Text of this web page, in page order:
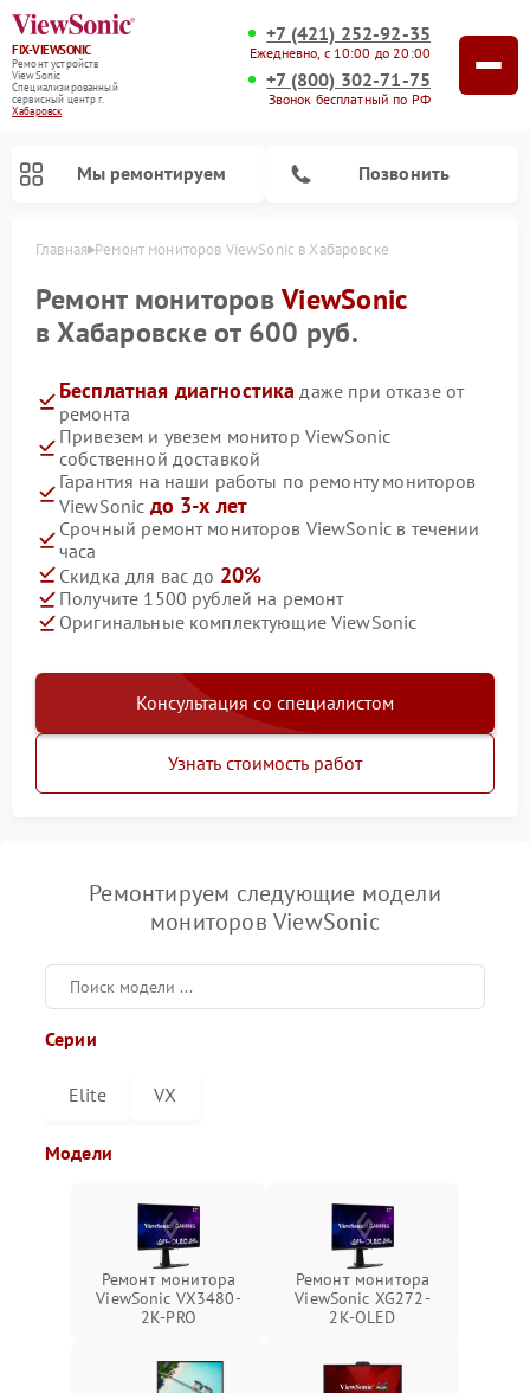
FIX-VIEWSONIC
Ремонт устройств
ViewSonic
Специализированный
cервисный центр г.
Хабаровск
+7 (421) 252-92-35
Ежедневно, с 10:00 до 20:00
+7 (800) 302-71-75
Звонок бесплатный по РФ
Мы ремонтируем Позвонить
Главная Ремонт мониторов ViewSonic в Хабаровске
Ремонт мониторовViewSonic
в Хабаровске от 600 руб.
Бесплатная диагностика даже при отказе от
ремонта
Привезем и увезем монитор ViewSonic
собственной доставкой
Гарантия на наши работы по ремонту мониторов
ViewSonic до 3-х лет
Срочный ремонт мониторов ViewSonic в течении
часа
Скидка для вас до 20%
Получите 1500 рублей на ремонт
Оригинальные комплектующие ViewSonic
Консультация со специалистом
Узнать стоимость работ
Ремонтируем следующие модели
мониторов ViewSonic
Серии
Elite VX
Модели
Ремонт монитора
ViewSonic VX3480-
2K-PRO
Ремонт монитора
ViewSonic XG272-
2K-OLED